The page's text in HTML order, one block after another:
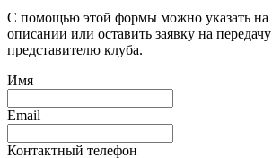
С помощью этой формы можно указать на
описании или оставить заявку на
представителю клуба.
Имя
Email
Контактный телефон